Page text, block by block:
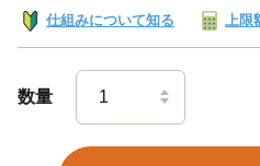
仕組みについて知る 上
数量